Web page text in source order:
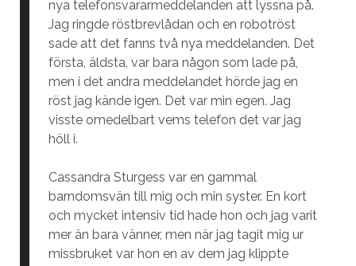
nya telefonsvararmeddelanden att lyssna på.
Jag ringde röstbrevlådan och en robotröst
sade att det fanns två nya meddelanden. Det
första, äldsta, var bara någon som lade på,
men i det andra meddelandet hörde jag en
röst jag kände igen. Det var min egen. Jag
visste omedelbart vems telefon det var jag
höll i.
Cassandra Sturgess var en gammal
barndomsvän till mig och min syster. En kort
och mycket intensiv tid hade hon och jag varit
mer än bara vänner, men när jag tagit mig ur
missbruket var hon en av dem jag klippte